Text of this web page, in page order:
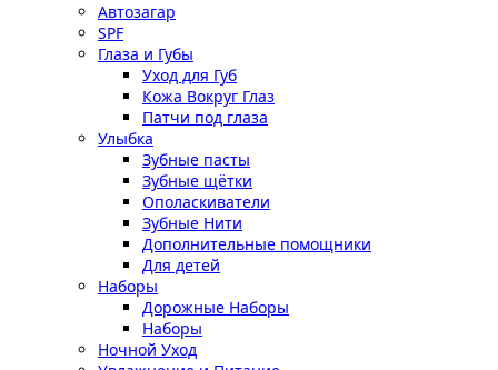
Автозагар
SPF
Глаза и Губы
Уход для Губ
Кожа Вокруг Глаз
Патчи под глаза
Улыбка
Зубные пасты
Зубные щётки
Ополаскиватели
Зубные Нити
Дополнительные помощники
Для детей
Наборы
Дорожные Наборы
Наборы
Ночной Уход